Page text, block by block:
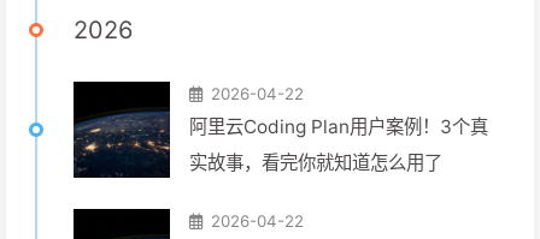
2026
2026-04-22
阿里云Coding Plan用户案例！3个真
实故事，看完你就知道怎么用了
2026-04-22